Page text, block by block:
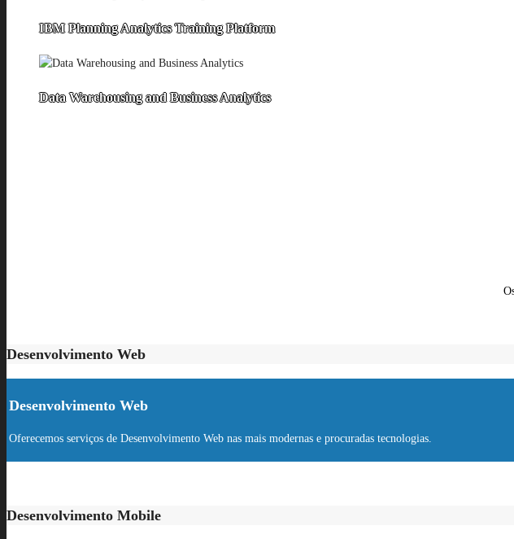
IBM Planning Analytics Training Platform
Data Warehousing and Business Analytics
Desenvolvimento Web
Desenvolvimento Web
Oferecemos serviços de Desenvolvimento Web nas mais modernas e procuradas tecnologias.
Desenvolvimento Mobile